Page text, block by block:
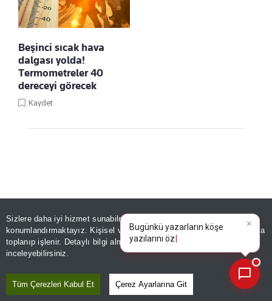
Sizlere daha iyi hizmet sunabilmek adına sitemizde
konumlandırmaktayız. Kişisel verileriniz, KVKK ve GDPR kapsamında
toplanıp işlenir. Detaylı bilgi almak içinAydınlatma Metnimizi
inceleyebilirsiniz.
Tüm Çerezleri Kabul Et Çerez Ayarlarına Git
Beşinci sıcak hava
dalgası yolda!
Termometreler 40
dereceyi görecek
Kaydet
Linke Tıkla, Türkiye Gazetesi'ni Google
Favorilerine Ekle!
Yiyecek temin etti, maddi destek
×
Bugünkü yazarların köşe
yazılarını özetleyin!